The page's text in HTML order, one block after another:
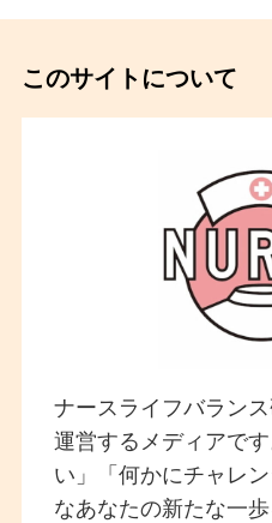
このサイトについて
ナースライフバラン
運営するメディアで
い」「何かにチャレ
なあなたの新たな一